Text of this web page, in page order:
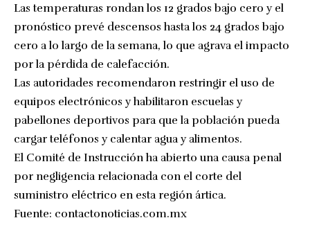
Las temperaturas rondan los 12 grados bajo cero y el
pronóstico prevé descensos hasta los 24 grados bajo
cero a lo largo de la semana, lo que agrava el impacto
por la pérdida de calefacción.
Las autoridades recomendaron restringir el uso de
equipos electrónicos y habilitaron escuelas y
pabellones deportivos para que la población pueda
cargar teléfonos y calentar agua y alimentos.
El Comité de Instrucción ha abierto una causa penal
por negligencia relacionada con el corte del
suministro eléctrico en esta región ártica.
Fuente: contactonoticias.com.mx